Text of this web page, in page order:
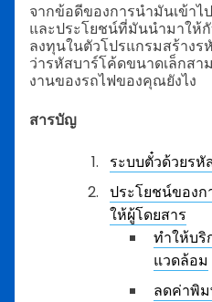
จากข้อดีของการนำมันเข้า
และประโยชน์ที่มันนำมาให้
ลงทุนในตัวโปรแกรมสร้างร
ว่ารหัสบาร์โค้ดขนาดเล็กสา
งานของรถไฟของคุณยังไง
สารบัญ
ระบบตั๋วด้วยรหั
ประโยชน์ของก
ให้ผู้โดยสาร
ทำให้บริ
แวดล้อม
ลดค่าพิ